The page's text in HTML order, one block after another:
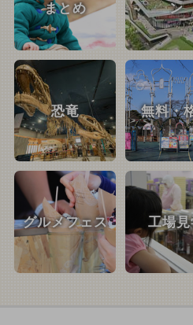
まとめ
ン
恐竜 無料・
グルメフェス 工場見